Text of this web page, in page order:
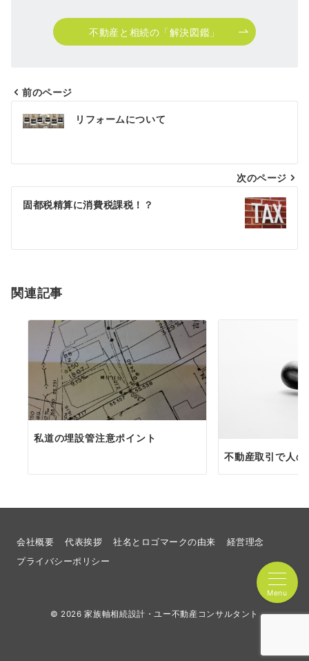
不動産と相続の「解決図鑑」
投
ビ
ゲ
シ
ン
前のページ
リフォームについて
次のページ
固都税精算に消費税課税！？
関連記事
私道の埋設管注意ポイント
不動産取引で人
会社概要 代表挨拶 社名とロゴマークの由来
経営理念
プライバシーポリシー
© 2026家族軸相続設計・ユー不動産コンサルタント
Menu